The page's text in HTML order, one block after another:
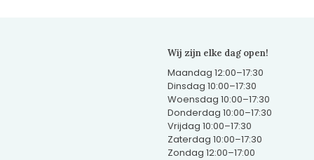
Wij zijn elke dag open!
Maandag 12:00–17:30
Dinsdag 10:00–17:30
Woensdag 10:00–17:30
Donderdag 10:00–17:30
Vrijdag 10:00–17:30
Zaterdag 10:00–17:30
Zondag 12:00–17:00